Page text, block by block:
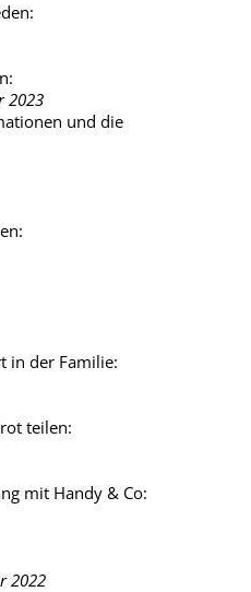
2023
und die
in der Familie:
teilen:
mit Handy & Co:
2022